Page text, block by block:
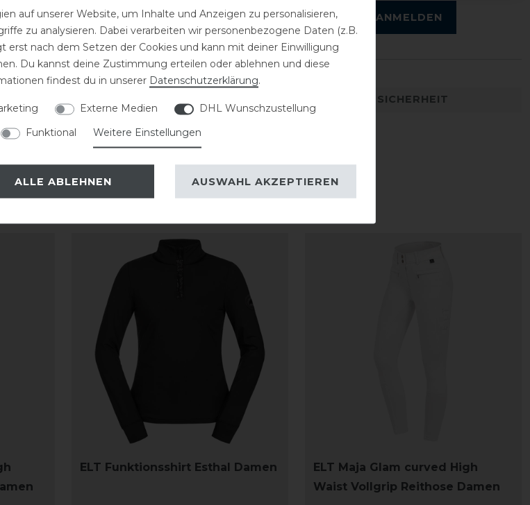
ANMELDEN
DETAILS ZUR PRODUKTSICHERHEIT
ELT Funktionsshirt Esthal Damen
ELT Maja Glam curved High
Waist Vollgrip Reithose Damen
auf unserer Website, um Inhalte und Anzeigen zu personalisieren,
zu analysieren. Dabei verarbeiten wir personenbezogene Daten (z.B.
erst nach dem Setzen der Cookies und kann mit deiner Einwilligung
Du kannst deine Zustimmung erteilen oder ablehnen und diese
findest du in unserer Daten­schutz­erklärung.
Externe Medien
DHL Wunschzustellung
Funktional Weitere Einstellungen
ALLE ABLEHNEN AUSWAHL AKZEPTIEREN